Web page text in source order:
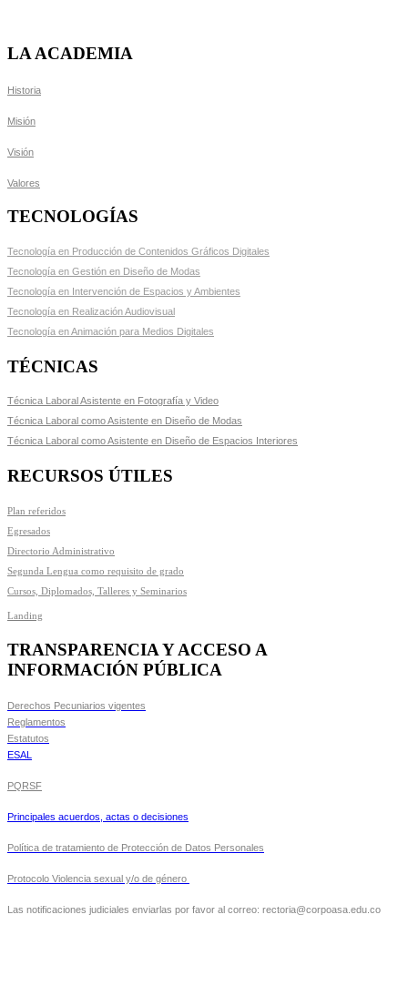
LA ACADEMIA
Historia
Misión
Visión
Valores
TECNOLOGÍAS
Tecnología en Producción de Contenidos Gráficos Digitales
Tecnología en Gestión en Diseño de Modas
Tecnología en Intervención de Espacios y Ambientes
Tecnología en Realización Audiovisual
Tecnología en Animación para Medios Digitales
TÉCNICAS
Técnica Laboral Asistente en Fotografía y Video
Técnica Laboral como Asistente en Diseño de Modas
Técnica Laboral como Asistente en Diseño de Espacios Interiores
RECURSOS ÚTILES
Plan referidos
Egresados
Directorio Administrativo
Segunda Lengua como requisito de grado
Cursos, Diplomados, Talleres y Seminarios
Landing
TRANSPARENCIA Y ACCESO A
INFORMACIÓN PÚBLICA
Derechos Pecuniarios vigentes
Reglamentos
Estatutos
ESAL
PQRSF
Principales acuerdos, actas o decisiones
Política de tratamiento de Protección de Datos Personales
Protocolo Violencia sexual y/o de género
Las notificaciones judiciales enviarlas por favor al correo: rectoria@corpoasa.edu.co